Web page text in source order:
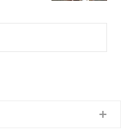
그 희생에